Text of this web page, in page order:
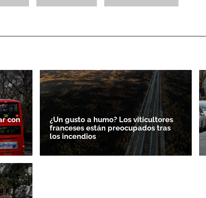
con
¿Un gusto a humo? Los viticultores
franceses están preocupados tras
los incendios